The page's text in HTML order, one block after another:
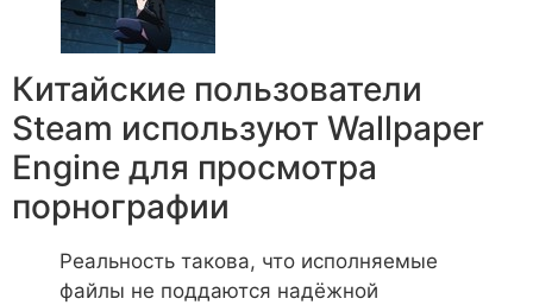
Китайские пользователи
Steam используют Wallpaper
Engine для просмотра
порнографии
Реальность такова, что исполняемые
файлы не поддаются надёжной